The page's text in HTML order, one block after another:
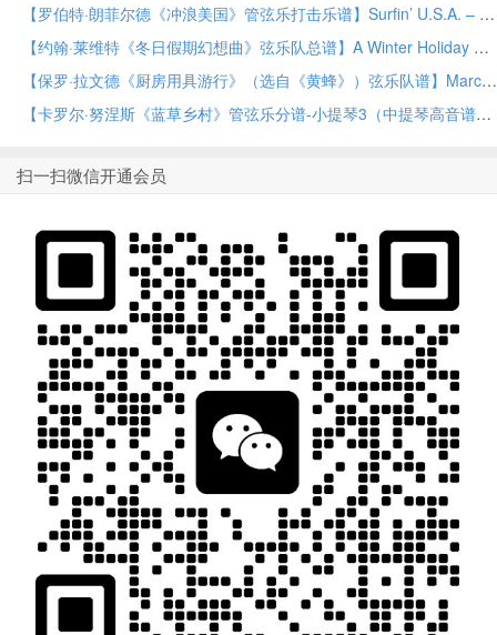
【罗伯特·朗菲尔德《冲浪美国》管弦乐打击乐谱】Surfin’ U.S.A. – Percussion by Robert Longfield Orchestra PDF乐谱下载
【约翰·莱维特《冬日假期幻想曲》弦乐队总谱】A Winter Holiday Fantasia – Conductor Score (Full Score) by John Leavitt String Orchestra PDF乐谱下载
【保罗·拉文德《厨房用具游行》（选自《黄蜂》）弦乐队谱】March Past of the Kitchen Utensils (from The Wasps) by Paul Lavender String Orchestra PDF乐谱下载
【卡罗尔·努涅斯《蓝草乡村》管弦乐分谱-小提琴3（中提琴高音谱号）】Bluegrass Country – Violin 3 (Viola Treble Clef) by Carold Nuñez Orchestra PDF乐谱下载
扫一扫微信开通会员